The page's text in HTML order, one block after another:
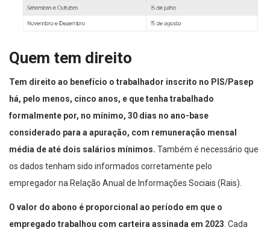
Quem tem direito
Tem direito ao benefício o trabalhador inscrito no PIS/Pasep
há, pelo menos, cinco anos, e que tenha trabalhado
formalmente por, no mínimo, 30 dias no ano-base
considerado para a apuração, com remuneração mensal
média de até dois salários mínimos. Também é necessário que
os dados tenham sido informados corretamente pelo
empregador na Relação Anual de Informações Sociais (Rais).
O valor do abono é proporcional ao período em que o
empregado trabalhou com carteira assinada em 2023 . Cada